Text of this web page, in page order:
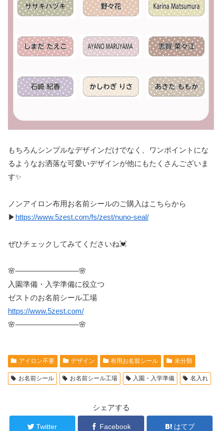
もちろんシンプルなデザインだけでなく、ワンポイントにな
るようなお洒落な可愛いデザインが他にもたくさんございま
す✨
ノンアイロン布用お名前シールのご購入はこちらから
▶ https://www.5zest.com/fs/zest/nuno-seal/
ぜひチェックしてみてくださいね💓
🌸————————–🌸
入園準備・入学準備に役立つ
ゼストのお名前シール工場
https://www.5zest.com/
🌸————————–🌸
アイロン不要 デザイン 布用お名前シール 未分類
お名前シール お名前シール工場 入園・入学準備 名入れ
シェアする
Twitter Facebook はてブ